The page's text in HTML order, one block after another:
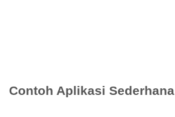
Contoh Aplikasi Sederhana